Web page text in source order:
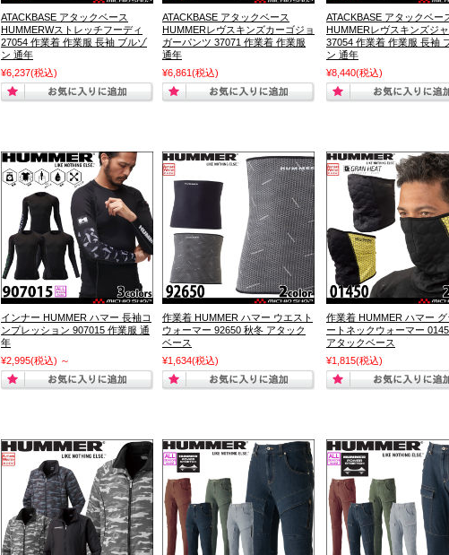
ATACKBASE アタックベース
HUMMERWストレッチフーディ
27054 作業着 作業服 長袖 ブルゾ
ン 通年
¥6,237(税込)
ATACKBASE アタックベース
HUMMERレヴスキンズカーゴジョ
ガーパンツ 37071 作業着 作業服
通年
¥6,861 (税込)
ATACKBASE アタックベー
HUMMERレヴスキンズジ
37054 作業着 作業服 長袖
ン 通年
¥8,440(税込)
インナー HUMMER ハマー 長袖コ
ンプレッション 907015 作業服 通
年
¥2,995(税込) ～
作業着 HUMMER ハマー ウエスト
ウォーマー 92650 秋冬 アタック
ベース
¥1,634(税込)
作業着 HUMMER ハマー グ
ートネックウォーマー
アタックベース
¥1,815(税込)